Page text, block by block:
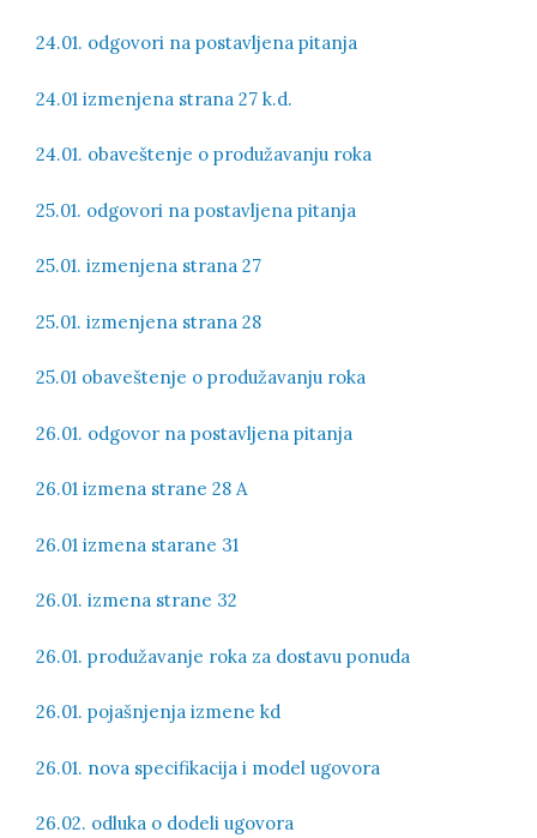
24.01. odgovori na postavljena pitanja
24.01 izmenjena strana 27 k.d.
24.01. obaveštenje o produžavanju roka
25.01. odgovori na postavljena pitanja
25.01. izmenjena strana 27
25.01. izmenjena strana 28
25.01 obaveštenje o produžavanju roka
26.01. odgovor na postavljena pitanja
26.01 izmena strane 28 A
26.01 izmena starane 31
26.01. izmena strane 32
26.01. produžavanje roka za dostavu ponuda
26.01. pojašnjenja izmene kd
26.01. nova specifikacija i model ugovora
26.02. odluka o dodeli ugovora